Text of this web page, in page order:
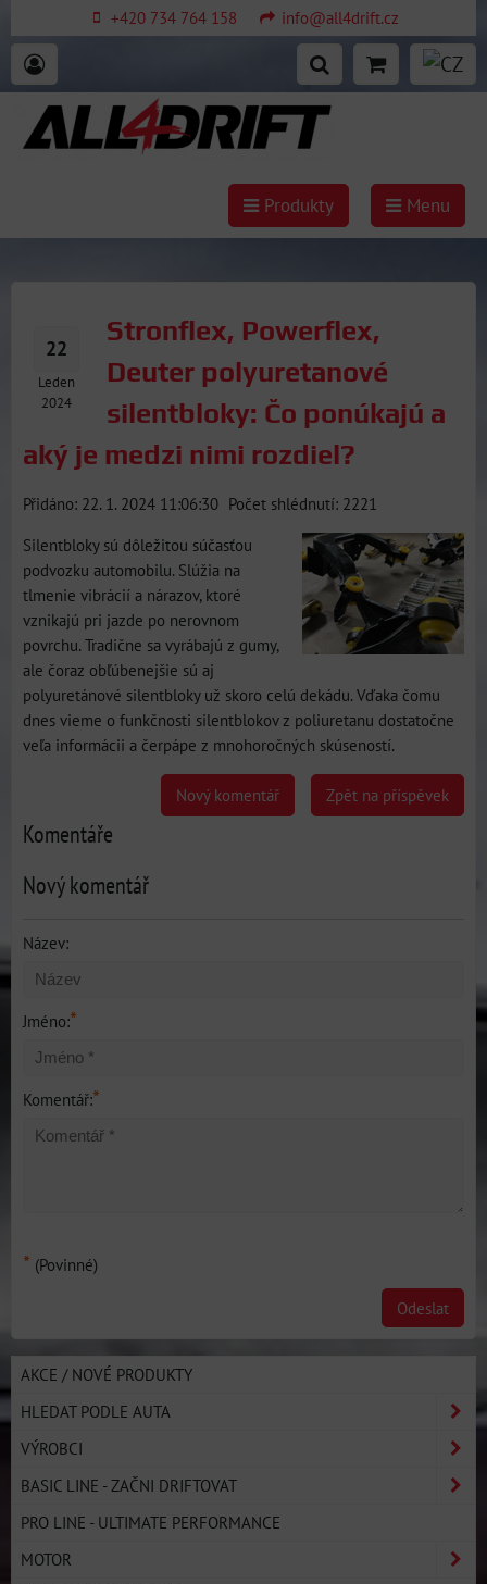
+420 734 764 158 info@all4drift.cz
Produkty Menu
22
Leden
2024
Stronflex, Powerflex,
Deuter polyuretanové
silentbloky: Čo ponúkajú a
aký je medzi nimi rozdiel?
Přidáno: 22. 1. 2024 11:06:30 Počet shlédnutí: 2221
Silentbloky sú dôležitou súčasťou
podvozku automobilu. Slúžia na
tlmenie vibrácií a nárazov, ktoré
vznikajú pri jazde po nerovnom
povrchu. Tradične sa vyrábajú z gumy,
ale čoraz obľúbenejšie sú aj
polyuretánové silentbloky už skoro celú dekádu. Vďaka čomu
dnes vieme o funkčnosti silentblokov z poliuretanu dostatočne
veľa informácii a čerpápe z mnohoročných skúseností.
Zpět na příspěvek
Nový komentář
Komentáře
Nový komentář
Název:
Jméno:*
Komentář:*
* (Povinné)
Odeslat
AKCE / NOVÉ PRODUKTY
HLEDAT PODLE AUTA
VÝROBCI
BASIC LINE - ZAČNI DRIFTOVAT
PRO LINE - ULTIMATE PERFORMANCE
MOTOR